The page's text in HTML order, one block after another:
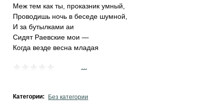
Меж тем как ты, проказник умный,
Проводишь ночь в беседе шумной,
И за бутылками аи
Сидят Раевские мои —
Когда везде весна младая
Категории: Без категории